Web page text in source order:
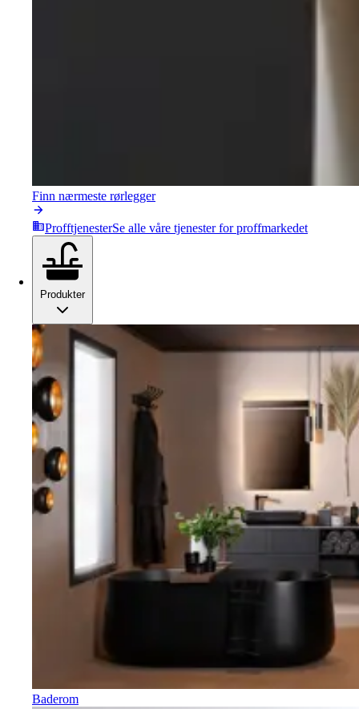
Finn nærmeste rørlegger
ProfftjenesterSe alle våre tjenester for proffmarkedet
Produkter
Baderom